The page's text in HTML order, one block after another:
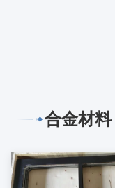
合金材